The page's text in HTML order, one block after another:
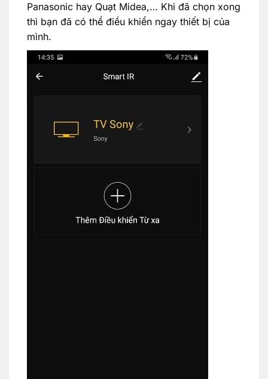
Panasonic hay Quạt Midea,… Khi đã chọn xong
thì bạn đã có thể điều khiển ngay thiết bị của
mình.